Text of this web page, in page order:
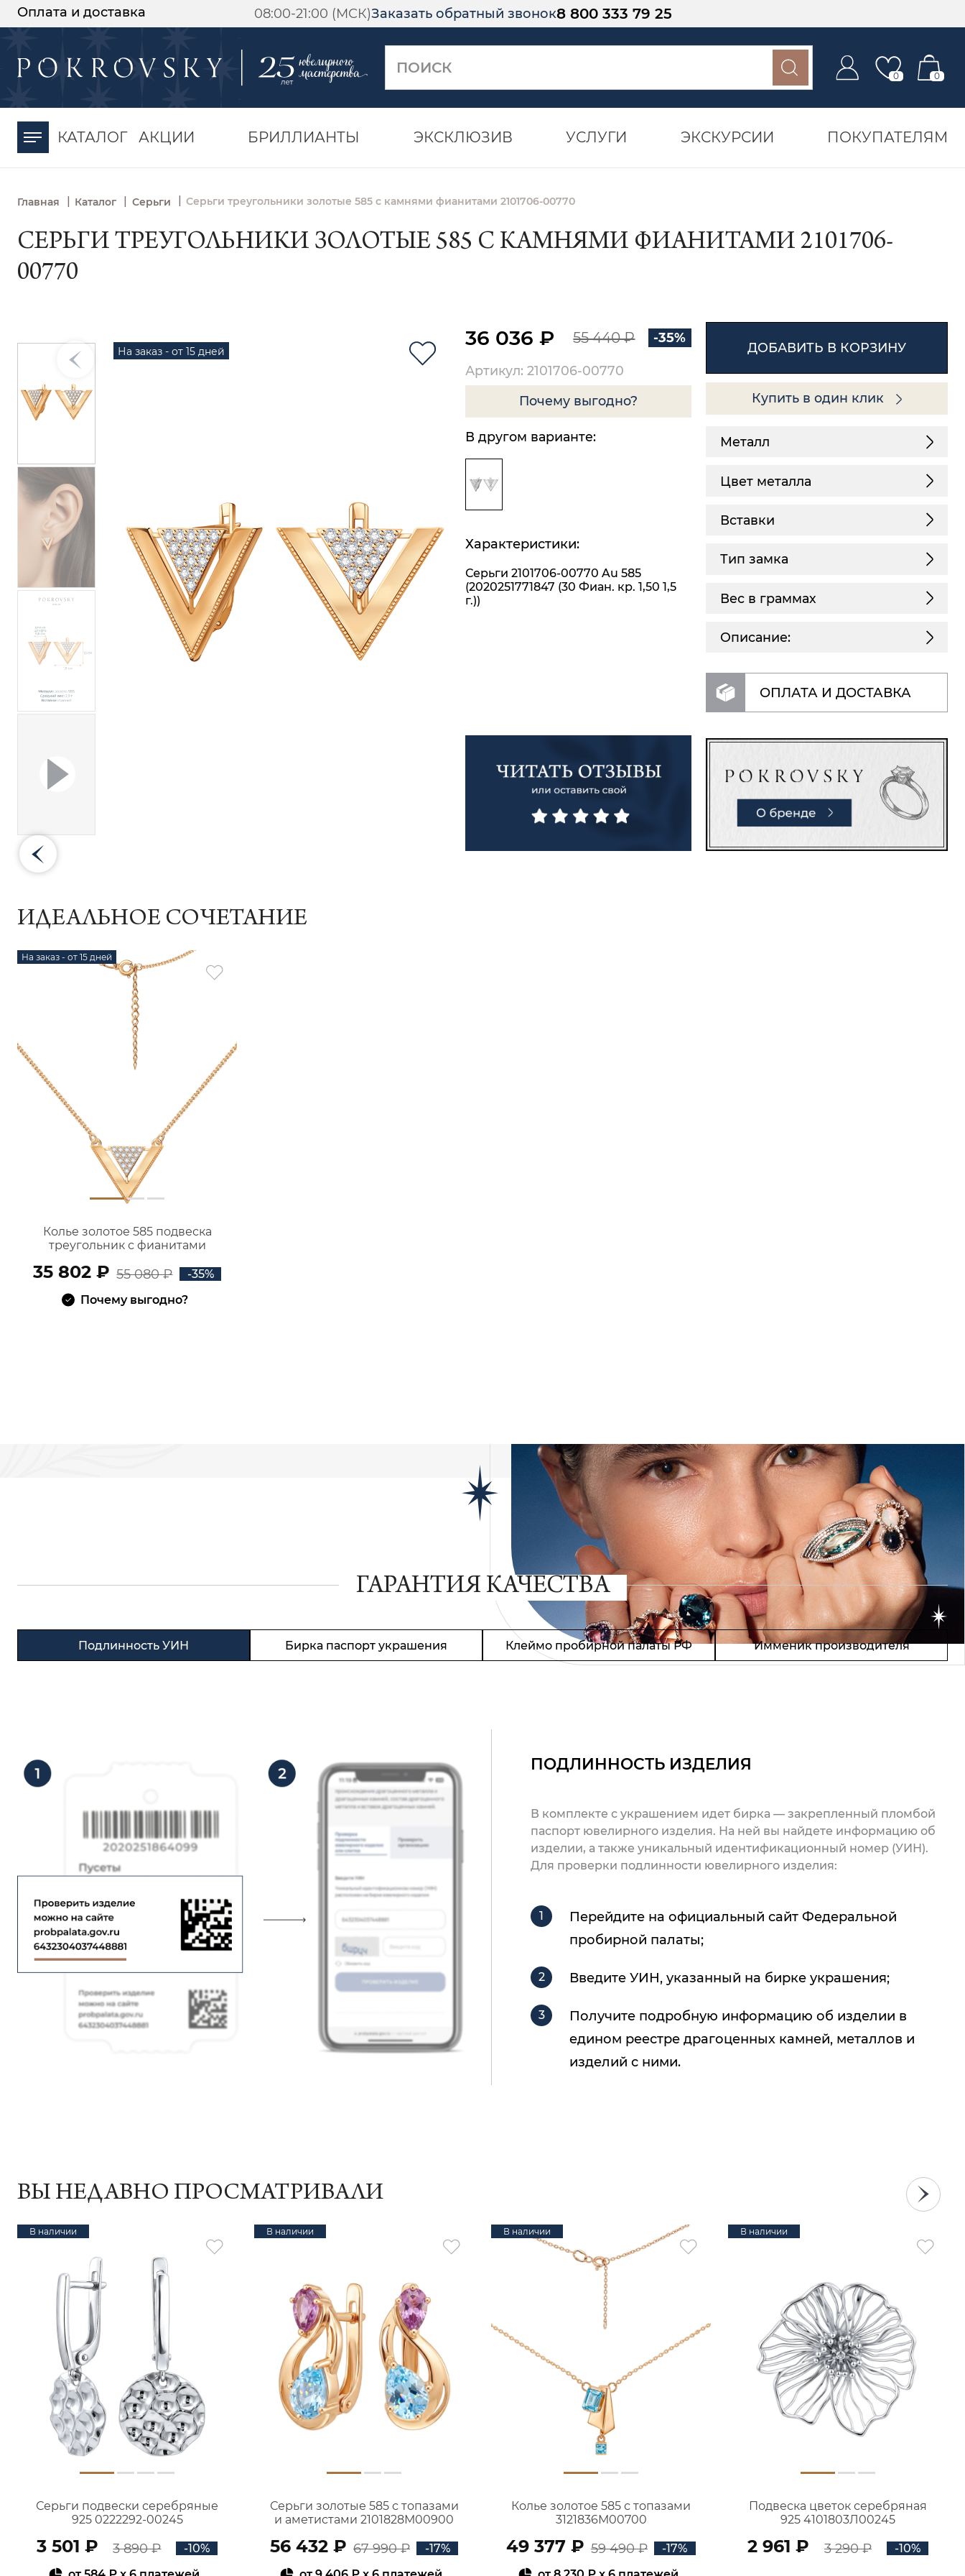
Оплата и доставка 08:00-21:00 (МСК)Заказать обратный звонок8 800 333 79 25
0 0
КАТАЛОГ АКЦИИ БРИЛЛИАНТЫ ЭКСКЛЮЗИВ УСЛУГИ ЭКСКУРСИИ ПОКУПАТЕЛЯМ
Главная | Каталог | Серьги Серьги треугольники золотые 585 с камнями фианитами 2101706-00770
СЕРЬГИ ТРЕУГОЛЬНИКИ ЗОЛОТЫЕ 585 С КАМНЯМИ ФИАНИТАМИ 2101706-
00770
На заказ - от 15 дней
36 036 ₽ 55 440 ₽ -35%
Артикул: 2101706-00770
Почему выгодно?
В другом варианте:
Характеристики:
Серьги 2101706-00770 Au 585
(2020251771847 (30 Фиан. кр. 1,50 1,5
г.))
ДОБАВИТЬ В КОРЗИНУ
Купить в один клик
Металл
Цвет металла
Вставки
Тип замка
Описание:
Вес в граммах
ОПЛАТА И ДОСТАВКА
ИДЕАЛЬНОЕ СОЧЕТАНИЕ
На заказ - от 15 дней
Колье золотое 585 подвеска
треугольник с фианитами
35 802 ₽ 55 080 ₽
-35%
Почему выгодно?
ГАРАНТИЯ КАЧЕСТВА
Подлинность УИН Бирка паспорт украшения Клеймо пробирной палаты РФ Имменик производителя
ПОДЛИННОСТЬ ИЗДЕЛИЯ
В комплекте с украшением идет бирка — закрепленный пломбой
паспорт ювелирного изделия. На ней вы найдете информацию об
изделии, а также уникальный идентификационный номер (УИН).
Для проверки подлинности ювелирного изделия:
Перейдите на официальный сайт Федеральной
пробирной палаты;
Введите УИН, указанный на бирке украшения;
Получите подробную информацию об изделии в
едином реестре драгоценных камней, металлов и
изделий с ними.
ВЫ НЕДАВНО ПРОСМАТРИВАЛИ
В наличии
Серьги подвески серебряные
925 0222292-00245
3 501 ₽ 3 890 ₽
-10%
В наличии
Серьги золотые 585 с топазами
и аметистами 2101828М00900
56 432 ₽ 67 990 ₽
-17%
В наличии
Колье золотое 585 с топазами
3121836М00700
49 377 ₽ 59 490 ₽
-17%
В наличии
Подвеска цветок серебряная
925 4101803Л00245
2 961 ₽ 3 290 ₽ -10%
-30%
момента оплаты